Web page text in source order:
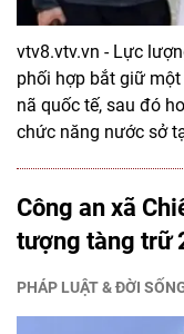
vtv8.vtv.vn - Lực
phối hợp bắt giữ
nã quốc tế, sau đó
chức năng nước sở
Công an xã
tượng tàng trữ
PHÁP LUẬT & ĐỜI